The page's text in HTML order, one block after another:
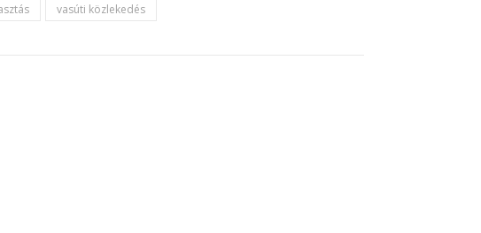
vasúti közlekedés